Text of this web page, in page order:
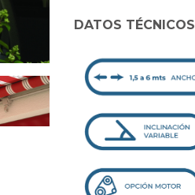
DATOS TÉCNICOS